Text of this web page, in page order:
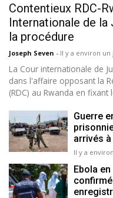
Contentieux RDC-
Internationale de
la procédure
Joseph Seven - Il y a environ un
La Cour internationale de
dans l'affaire opposant la
(RDC) au Rwanda en fixant
Guerre
arrivés
Il y a
Ebola